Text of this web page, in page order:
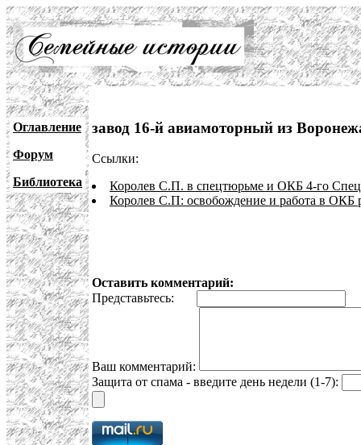
Оглавление
Форум
Библиотека
завод 16-й авиамоторный из
Ссылки:
Королев С.П. в спецтюрьме и ОКБ 4-го
Королев С.П: освобождение и работа в ОКБ
Оставить комментарий:
Представьтесь:
Ваш комментарий:
Защита от спама - введите день недели (1-7):